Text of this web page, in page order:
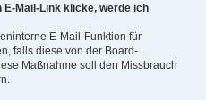
E-Mail-Link klicke, werde ich
E-Mail-Funktion für
falls diese von der Board-
Maßnahme soll den Missbrauch